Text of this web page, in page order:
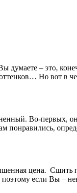
думаете – это,
Но вот в
Во-первых,
понравились,
цена. Сшить
если Вы –